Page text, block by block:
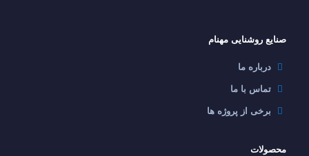
صنایع روشنایی مهنام
درباره ما
تماس با ما
برخی از پروژه ها
محصولات